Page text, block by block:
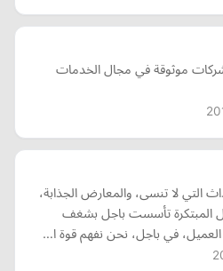
موثوقة في مجال الخدمات
التي لا تنسى، والمعارض الجذابة،
المبتكرة تأسست باجل بشغف
العميل، في باجل، نحن نفهم قوة ا…